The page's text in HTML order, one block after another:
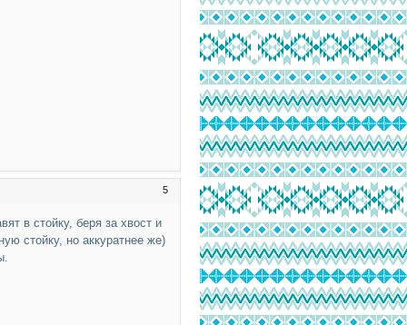
5
в стойку, беря за хвост и
стойку, но аккуратнее же)